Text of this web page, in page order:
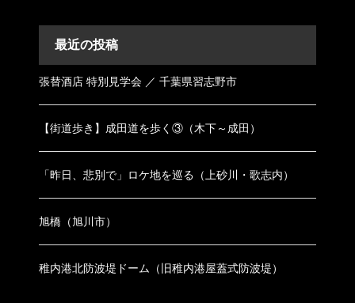
最近の投稿
張替酒店 特別見学会 ／ 千葉県習志野市
【街道歩き】成田道を歩く③（木下～成田）
「昨日、悲別で」ロケ地を巡る（上砂川・歌志内）
旭橋（旭川市）
稚内港北防波堤ドーム（旧稚内港屋蓋式防波堤）